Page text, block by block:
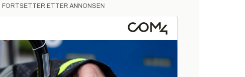
FORTSETTER ETTER ANNONSEN